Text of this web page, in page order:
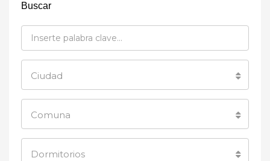
Buscar
Ciudad
Comuna
Dormitorios